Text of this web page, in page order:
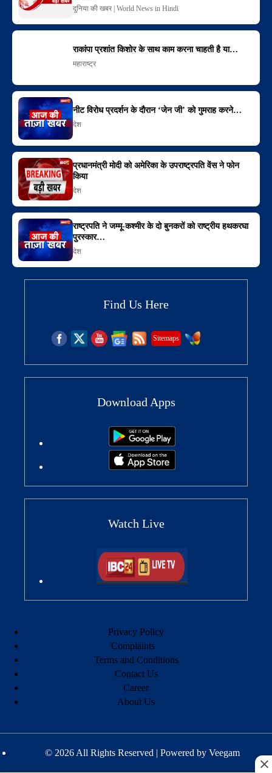
दुनिया की खबर | World News in Hindi
राकांपा प्रशांत किशोर के साथ काम करना चाहती है या…
महाराष्ट्र
नीट विरोध प्रदर्शन के दौरान ‘जेन जी’ को गुमराह करने…
देश
प्रधानमंत्री मोदी को अमेरिका के उपराष्ट्रपति वेंस ने फोन
किया
देश
राष्ट्रपति ने जम्मू-कश्मीर के दो बुनकरों को राष्ट्रीय हथकरघा
पुरस्कार…
देश
Find Us Here
Sitemaps
Download Apps
Watch Live
Privacy Policy
Complaints
Terms and Conditions
Contact Us
Career
About Us
© 2026 All Rights Reserved | Powered by Veegam